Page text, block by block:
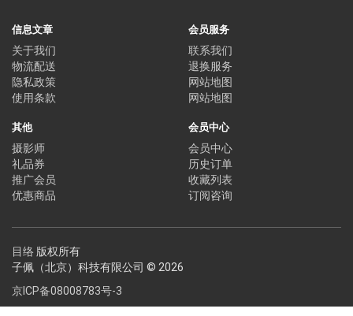
信息文章
关于我们
物流配送
隐私政策
使用条款
会员服务
联系我们
退换服务
网站地图
网站地图
其他
摄影师
礼品券
推广会员
优惠商品
会员中心
会员中心
历史订单
收藏列表
订阅咨询
目络 版权所有
子佩（北京）科技有限公司 © 2026
京ICP备08008783号-3